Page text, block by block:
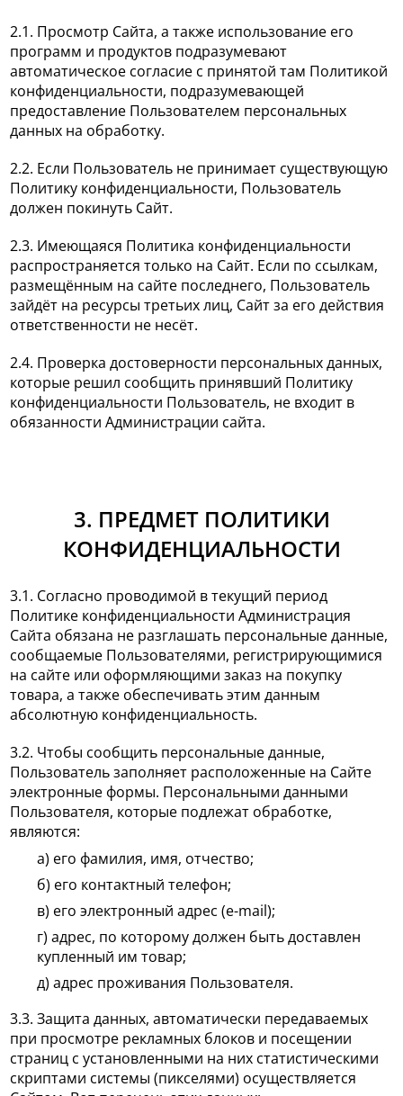
2.1. Просмотр Сайта, а также использование его
программ и продуктов подразумевают
автоматическое согласие с принятой там Политикой
конфиденциальности, подразумевающей
предоставление Пользователем персональных
данных на обработку.
2.2. Если Пользователь не принимает существующую
Политику конфиденциальности, Пользователь
должен покинуть Сайт.
2.3. Имеющаяся Политика конфиденциальности
распространяется только на Сайт. Если по ссылкам,
размещённым на сайте последнего, Пользователь
зайдёт на ресурсы третьих лиц, Сайт за его действия
ответственности не несёт.
2.4. Проверка достоверности персональных данных,
которые решил сообщить принявший Политику
конфиденциальности Пользователь, не входит в
обязанности Администрации сайта.
3. ПРЕДМЕТ ПОЛИТИКИ
КОНФИДЕНЦИАЛЬНОСТИ
3.1. Согласно проводимой в текущий период
Политике конфиденциальности Администрация
Сайта обязана не разглашать персональные данные,
сообщаемые Пользователями, регистрирующимися
на сайте или оформляющими заказ на покупку
товара, а также обеспечивать этим данным
абсолютную конфиденциальность.
3.2. Чтобы сообщить персональные данные,
Пользователь заполняет расположенные на Сайте
электронные формы. Персональными данными
Пользователя, которые подлежат обработке,
являются:
а) его фамилия, имя, отчество;
б) его контактный телефон;
в) его электронный адрес (e-mail);
г) адрес, по которому должен быть доставлен
купленный им товар;
д) адрес проживания Пользователя.
3.3. Защита данных, автоматически передаваемых
при просмотре рекламных блоков и посещении
страниц с установленными на них статистическими
скриптами системы (пикселями) осуществляется